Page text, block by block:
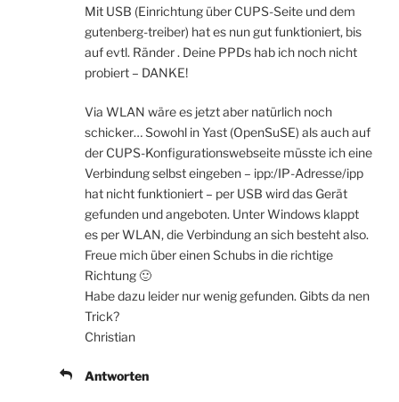
Mit USB (Einrichtung über CUPS-Seite und dem
gutenberg-treiber) hat es nun gut funktioniert, bis
auf evtl. Ränder . Deine PPDs hab ich noch nicht
probiert – DANKE!
Via WLAN wäre es jetzt aber natürlich noch
schicker… Sowohl in Yast (OpenSuSE) als auch auf
der CUPS-Konfigurationswebseite müsste ich eine
Verbindung selbst eingeben – ipp:/IP-Adresse/ipp
hat nicht funktioniert – per USB wird das Gerät
gefunden und angeboten. Unter Windows klappt
es per WLAN, die Verbindung an sich besteht also.
Freue mich über einen Schubs in die richtige
Richtung 🙂
Habe dazu leider nur wenig gefunden. Gibts da nen
Trick?
Christian
Antworten